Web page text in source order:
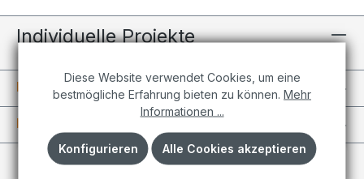
Individuelle Projekte
Informationen
Kundenkonto
Diese Website verwendet Cookies, um eine
bestmögliche Erfahrung bieten zu können. Mehr
Informationen ...
Konfigurieren Alle Cookies akzeptieren